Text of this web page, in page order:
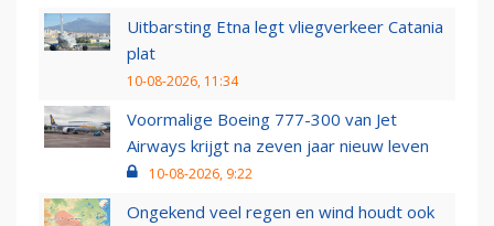
Uitbarsting Etna legt vliegverkeer Catania
plat
10-08-2026, 11:34
Voormalige Boeing 777-300 van Jet
Airways krijgt na zeven jaar nieuw leven
10-08-2026, 9:22
Ongekend veel regen en wind houdt ook